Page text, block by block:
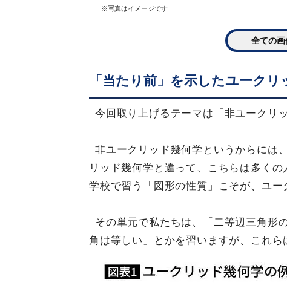
※写真はイメージです
全ての画
「当たり前」を示したユークリ
今回取り上げるテーマは「非ユークリ
非ユークリッド幾何学というからには
リッド幾何学と違って、こちらは多く
学校で習う「図形の性質」こそが、ユー
その単元で私たちは、「二等辺三角形
角は等しい」とかを習いますが、これら